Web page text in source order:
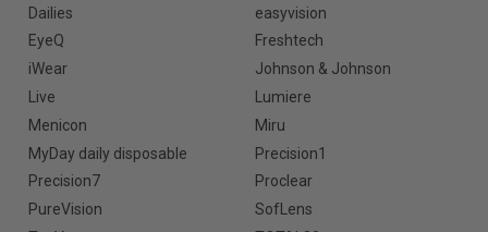
Dailies
easyvision
EyeQ
Freshtech
iWear
Johnson & Johnson
Live
Lumiere
Menicon
Miru
MyDay daily disposable
Precision1
Precision7
Proclear
PureVision
SofLens